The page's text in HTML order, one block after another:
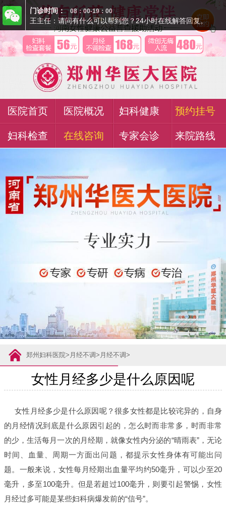
医院首页 医院概况 妇科健康 预约挂号
妇科检查 在线咨询 专家会诊 来院路线
郑州妇科医院> 月经不调> 月经不调>
女性月经多少是什么原因呢
女性月经多少是什么原因呢？很多女性都是比较诧异的，自身
的月经情况到底是什么原因引起的，怎么时而非常多，时而非常
的少，生活每月一次的月经期，就像女性内分泌的“晴雨表”，无论
时间、血量、周期一方面出问题，都提示女性身体有可能出问
题。一般来说，女性每月经期出血量平均约50毫升，可以少至20
毫升，多至100毫升。但是若超过100毫升，则要引起警惕，女性
月经过多可能是某些妇科病爆发前的“信号”。
门诊时间： 08：00-19：00
王主任：请问有什么可以帮到您？24小时在线解答回复。